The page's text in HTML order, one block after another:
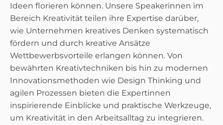
Ideen florieren können. Unsere Speakerinnen im
Bereich Kreativität teilen ihre Expertise darüber,
wie Unternehmen kreatives Denken systematisch
fördern und durch kreative Ansätze
Wettbewerbsvorteile erlangen können. Von
bewährten Kreativtechniken bis hin zu modernen
Innovationsmethoden wie Design Thinking und
agilen Prozessen bieten die Expertinnen
inspirierende Einblicke und praktische Werkzeuge,
um Kreativität in den Arbeitsalltag zu integrieren.